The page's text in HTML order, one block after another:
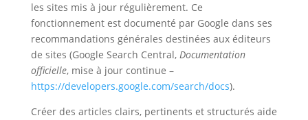
les sites mis à jour régulièrement. Ce
fonctionnement est documenté par Google dans ses
recommandations générales destinées aux éditeurs
de sites (Google Search Central, Documentation
officielle, mise à jour continue –
https://developers.google.com/search/docs).
Créer des articles clairs, pertinents et structurés aide